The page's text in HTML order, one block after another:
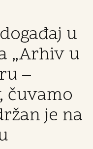
u
„Arhiv u
–
čuvamo
je na